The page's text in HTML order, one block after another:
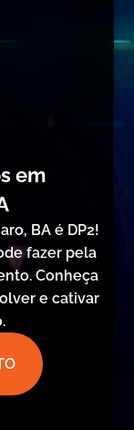
em
BA é DP2!
fazer pela
Conheça
e cativar